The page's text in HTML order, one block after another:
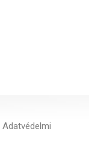
Adatvédelmi